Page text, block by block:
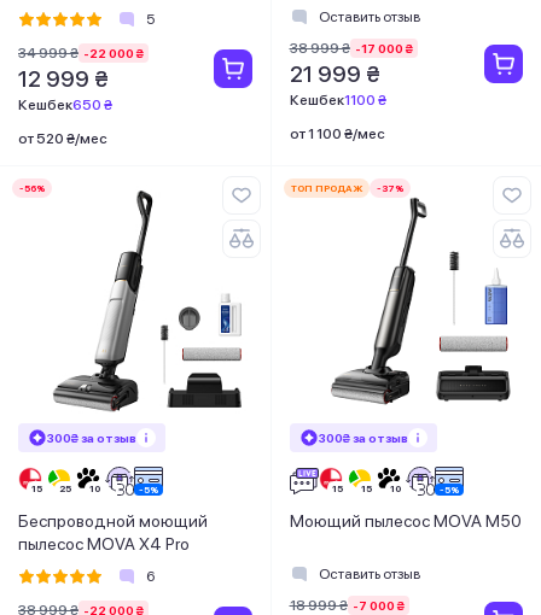
5
34 999 ₴ -22 000 ₴
12 999 ₴
Кешбек650 ₴
от 520 ₴/мес
Оставить отзыв
38 999 ₴ -17 000 ₴
21 999 ₴
Кешбек1100 ₴
от 1 100 ₴/мес
-56%
300₴ за отзыв
Беспроводной моющий
пылесос MOVA X4 Pro
6
38 999 ₴ -22 000 ₴
ТОП ПРОДАЖ -37%
300₴ за отзыв
Моющий пылесос MOVA M50
Оставить отзыв
18 999 ₴ -7 000 ₴